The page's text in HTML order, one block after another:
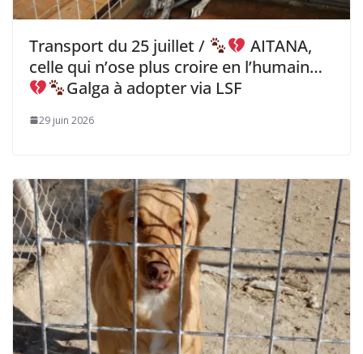
Transport du 25 juillet /
AITANA,
celle qui n’ose plus croire en l’humain…
Galga à adopter via LSF
29 juin 2026